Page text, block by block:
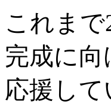
これま
完成に
応援し